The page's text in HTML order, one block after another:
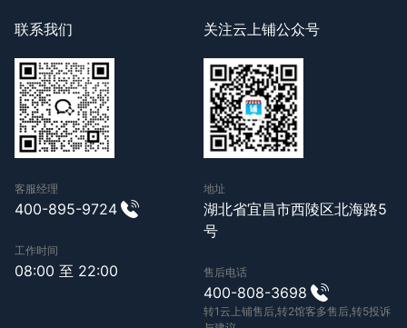
联系我们
客服经理
400-895-9724
工作时间
08:00 至 22:00
关注云上铺公众号
地址
湖北省宜昌市西陵区北海路5
号
售后电话
400-808-3698
转1云上铺售后,转2馆客多售后,转5投诉